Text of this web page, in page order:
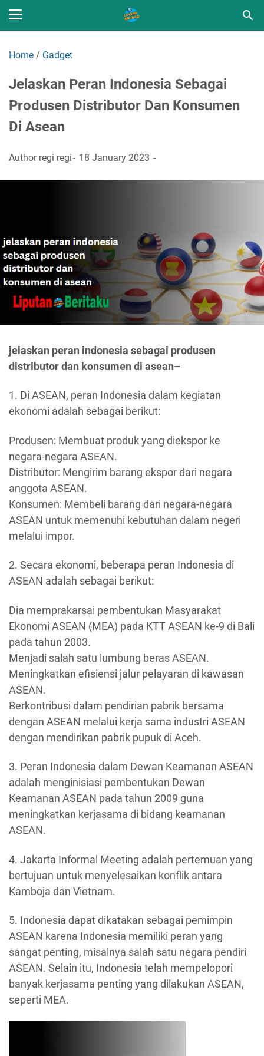
Home / Gadget
Jelaskan Peran Indonesia Sebagai
Produsen Distributor Dan Konsumen
Di Asean
Author regi regi 18 January 2023
jelaskan peran indonesia sebagai produsen
distributor dan konsumen di asean–
1. Di ASEAN, peran Indonesia dalam kegiatan
ekonomi adalah sebagai berikut:
Produsen: Membuat produk yang diekspor ke
negara-negara ASEAN.
Distributor: Mengirim barang ekspor dari negara
anggota ASEAN.
Konsumen: Membeli barang dari negara-negara
ASEAN untuk memenuhi kebutuhan dalam negeri
melalui impor.
2. Secara ekonomi, beberapa peran Indonesia di
ASEAN adalah sebagai berikut:
Dia memprakarsai pembentukan Masyarakat
Ekonomi ASEAN (MEA) pada KTT ASEAN ke-9 di Bali
pada tahun 2003.
Menjadi salah satu lumbung beras ASEAN.
Meningkatkan efisiensi jalur pelayaran di kawasan
ASEAN.
Berkontribusi dalam pendirian pabrik bersama
dengan ASEAN melalui kerja sama industri ASEAN
dengan mendirikan pabrik pupuk di Aceh.
3. Peran Indonesia dalam Dewan Keamanan ASEAN
adalah menginisiasi pembentukan Dewan
Keamanan ASEAN pada tahun 2009 guna
meningkatkan kerjasama di bidang keamanan
ASEAN.
4. Jakarta Informal Meeting adalah pertemuan yang
bertujuan untuk menyelesaikan konflik antara
Kamboja dan Vietnam.
5. Indonesia dapat dikatakan sebagai pemimpin
ASEAN karena Indonesia memiliki peran yang
sangat penting, misalnya salah satu negara pendiri
ASEAN. Selain itu, Indonesia telah mempelopori
banyak kerjasama penting yang dilakukan ASEAN,
seperti MEA.